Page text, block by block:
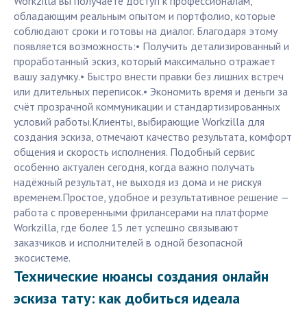
обладающим реальным опытом и портфолио, которые
соблюдают сроки и готовы на диалог. Благодаря этому
появляется возможность:• Получить детализированный и
проработанный эскиз, который максимально отражает
вашу задумку.• Быстро внести правки без лишних встреч
или длительных переписок.• Экономить время и деньги за
счёт прозрачной коммуникации и стандартизированных
условий работы.Клиенты, выбирающие Workzilla для
создания эскиза, отмечают качество результата, комфорт
общения и скорость исполнения. Подобный сервис
особенно актуален сегодня, когда важно получать
надёжный результат, не выходя из дома и не рискуя
временем.Простое, удобное и результативное решение —
работа с проверенными фрилансерами на платформе
Workzilla, где более 15 лет успешно связывают
заказчиков и исполнителей в одной безопасной
экосистеме.
Технические нюансы создания онлайн
эскиза тату: как добиться идеала